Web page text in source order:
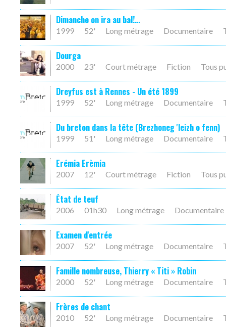
Dimanche on ira au bal!…
1999 52' Long métrage Documentaire
Dourga
2000 23' Court métrage Fiction Tous
Dreyfus est à Rennes - Un été 1899
1999 52' Long métrage Documentaire
Du breton dans la tête (Brezhoneg 'leizh o fenn)
1999 51' Long métrage Documentaire
Erémia Erèmia
2007 12' Court métrage Fiction Tous
État de teuf
2006 01h30 Long métrage Documentaire
Examen d'entrée
2007 52' Long métrage Documentaire
Famille nombreuse, Thierry « Titi » Robin
2000 52' Long métrage Documentaire
Frères de chant
2010 52' Long métrage Documentaire